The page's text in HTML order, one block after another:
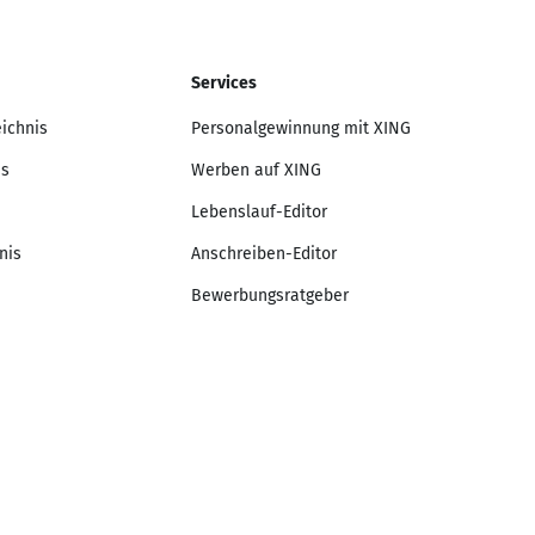
Services
Personalgewinnung mit XING
Werben auf XING
Lebenslauf-Editor
Anschreiben-Editor
Bewerbungsratgeber